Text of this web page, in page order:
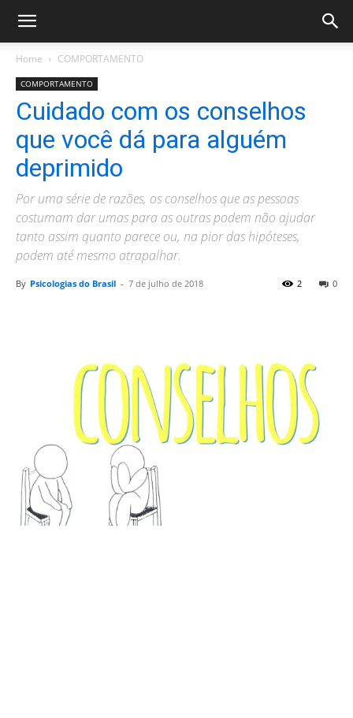
Home COMPORTAMENTO
COMPORTAMENTO
Cuidado com os conselhos
que você dá para alguém
deprimido
Por uma série de razões, os conselhos que as pessoas
costumam dar umas para as outras podem não ajudar
tanto assim quanto parece ou, na pior das hipóteses,
podem até mesmo atrapalhar.
By Psicologias do Brasil - 7 de julho de 2018 0
2